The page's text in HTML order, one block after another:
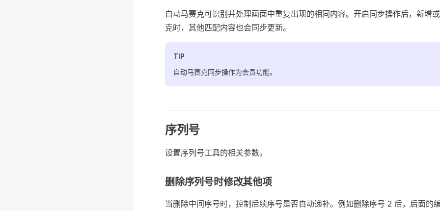
自动马赛克可识别并处理画面中重复出现的相同内容。开启同步操作后，新增
克时，其他匹配内容也会同步更新。
TIP
自动马赛克同步操作为会员功能。
序列号
设置序列号工具的相关参数。
删除序列号时修改其他项
当删除中间序号时，控制后续序号是否自动递补。例如删除序号 2 后，后面的